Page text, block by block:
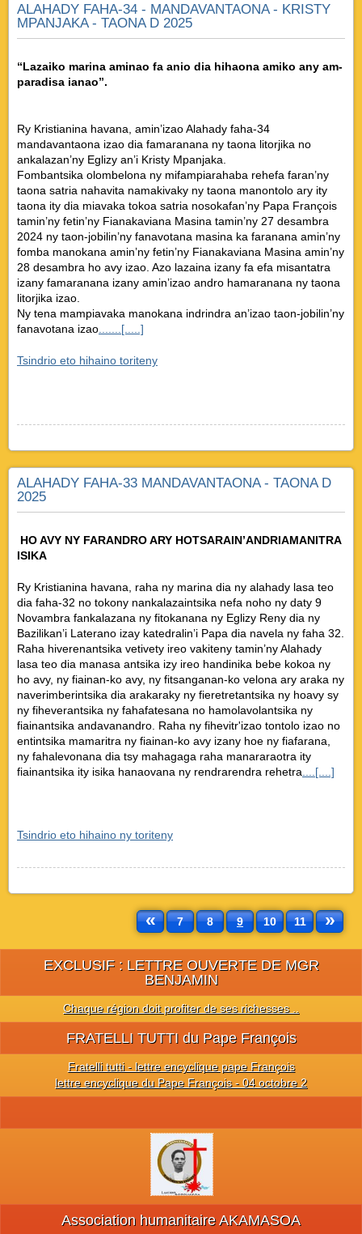
ALAHADY FAHA-34 - MANDAVANTAONA - KRISTY
MPANJAKA - TAONA D 2025
“Lazaiko marina aminao fa anio dia hihaona amiko any am-
paradisa ianao”.
Ry Kristianina havana, amin’izao Alahady faha-34
mandavantaona izao dia famaranana ny taona litorjika no
ankalazan’ny Eglizy an’i Kristy Mpanjaka.
Fombantsika olombelona ny mifampiarahaba rehefa faran’ny
taona satria nahavita namakivaky ny taona manontolo ary ity
taona ity dia miavaka tokoa satria nosokafan’ny Papa François
tamin’ny fetin’ny Fianakaviana Masina tamin’ny 27 desambra
2024 ny taon-jobilin’ny fanavotana masina ka faranana amin’ny
fomba manokana amin’ny fetin’ny Fianakaviana Masina amin’ny
28 desambra ho avy izao. Azo lazaina izany fa efa misantatra
izany famaranana izany amin’izao andro hamaranana ny taona
litorjika izao.
Ny tena mampiavaka manokana indrindra an’izao taon-jobilin’ny
fanavotana izao .......[.....]
Tsindrio eto hihaino toriteny
ALAHADY FAHA-33 MANDAVANTAONA - TAONA D
2025
HO AVY NY FARANDRO ARY HOTSARAIN’ANDRIAMANITRA
ISIKA
Ry Kristianina havana, raha ny marina dia ny alahady lasa teo
dia faha-32 no tokony nankalazaintsika nefa noho ny daty 9
Novambra fankalazana ny fitokanana ny Eglizy Reny dia ny
Bazilikan’i Laterano izay katedralin’i Papa dia navela ny faha 32.
Raha hiverenantsika vetivety ireo vakiteny tamin’ny Alahady
lasa teo dia manasa antsika izy ireo handinika bebe kokoa ny
ho avy, ny fiainan-ko avy, ny fitsanganan-ko velona ary araka ny
naverimberintsika dia arakaraky ny fieretretantsika ny hoavy sy
ny fiheverantsika ny fahafatesana no hamolavolantsika ny
fiainantsika andavanandro. Raha ny fihevitr'izao tontolo izao no
entintsika mamaritra ny fiainan-ko avy izany hoe ny fiafarana,
ny fahalevonana dia tsy mahagaga raha manararaotra ity
fiainantsika ity isika hanaovana ny rendrarendra rehetra ....[....]
Tsindrio eto hihaino ny toriteny
« 7 8 9 10 11 »
EXCLUSIF : LETTRE OUVERTE DE MGR
BENJAMIN
Chaque région doit profiter de ses richesses ..
FRATELLI TUTTI du Pape François
Fratelli tutti - lettre encyclique pape François
lettre encyclique du Pape François - 04 octobre 2
Association humanitaire AKAMASOA